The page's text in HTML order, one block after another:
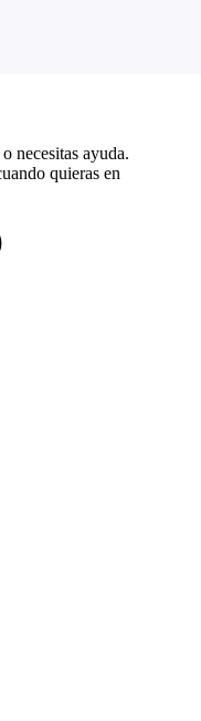
necesitas ayuda.
quieras en